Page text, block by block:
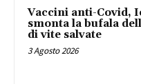
Vaccini anti-Covid,
smonta la bufala
di vite salvate
3 Agosto 2026